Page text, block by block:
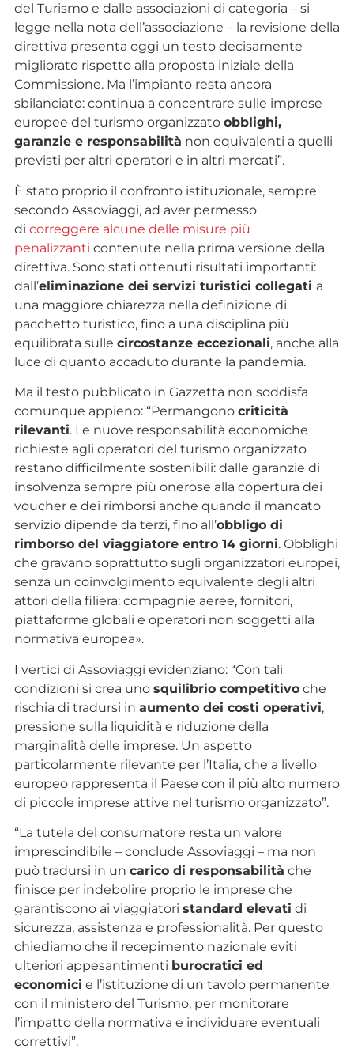
del Turismo e dalle associazioni di categoria – si
legge nella nota dell’associazione – la revisione della
direttiva presenta oggi un testo decisamente
migliorato rispetto alla proposta iniziale della
Commissione. Ma l’impianto resta ancora
sbilanciato: continua a concentrare sulle imprese
europee del turismo organizzato obblighi,
garanzie e responsabilità non equivalenti a quelli
previsti per altri operatori e in altri mercati”.
È stato proprio il confronto istituzionale, sempre
secondo Assoviaggi, ad aver permesso
di correggere alcune delle misure più
penalizzanti contenute nella prima versione della
direttiva. Sono stati ottenuti risultati importanti:
dall’eliminazione dei servizi turistici collegati a
una maggiore chiarezza nella definizione di
pacchetto turistico, fino a una disciplina più
equilibrata sulle circostanze eccezionali, anche alla
luce di quanto accaduto durante la pandemia.
Ma il testo pubblicato in Gazzetta non soddisfa
comunque appieno: “Permangono criticità
rilevanti. Le nuove responsabilità economiche
richieste agli operatori del turismo organizzato
restano difficilmente sostenibili: dalle garanzie di
insolvenza sempre più onerose alla copertura dei
voucher e dei rimborsi anche quando il mancato
servizio dipende da terzi, fino all’obbligo di
rimborso del viaggiatore entro 14 giorni. Obblighi
che gravano soprattutto sugli organizzatori europei,
senza un coinvolgimento equivalente degli altri
attori della filiera: compagnie aeree, fornitori,
piattaforme globali e operatori non soggetti alla
normativa europea».
I vertici di Assoviaggi evidenziano: “Con tali
condizioni si crea uno squilibrio competitivoche
rischia di tradursi in aumento dei costi operativi,
pressione sulla liquidità e riduzione della
marginalità delle imprese. Un aspetto
particolarmente rilevante per l’Italia, che a livello
europeo rappresenta il Paese con il più alto numero
di piccole imprese attive nel turismo organizzato”.
“La tutela del consumatore resta un valore
imprescindibile – conclude Assoviaggi – ma non
può tradursi in un carico di responsabilità che
finisce per indebolire proprio le imprese che
garantiscono ai viaggiatori standard elevati di
sicurezza, assistenza e professionalità. Per questo
chiediamo che il recepimento nazionale eviti
ulteriori appesantimenti burocratici ed
economici e l’istituzione di un tavolo permanente
con il ministero del Turismo, per monitorare
l’impatto della normativa e individuare eventuali
correttivi”.